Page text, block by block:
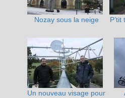
Nozay sous la neige
Un nouveau visage pour